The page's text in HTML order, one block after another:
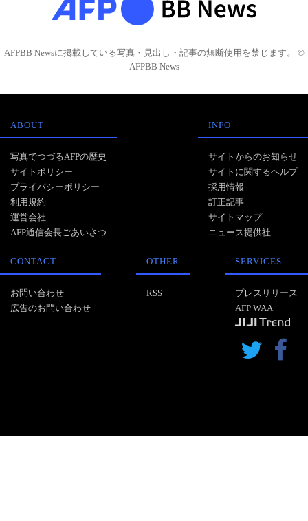
AFPBB Newsに掲載している写真・見出し・記事の無断使用を禁じます。 ©
AFPBB News
ABOUT
写真でつづるAFPの歴史
サイトポリシー
プライバシーポリシー
利用規約
運営会社
AFP通信会長ごあいさつ
INFO
サイトからのお知らせ
サイトに関するヘルプ
採用情報
訂正記事
サイトマップ
ニュース提供社
CONTACT
お問い合わせ
広告のお問い合わせ
OTHER
RSS
SERVICES
プレスリリース
AFP WAA